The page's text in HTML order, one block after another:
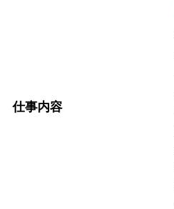
仕事内容